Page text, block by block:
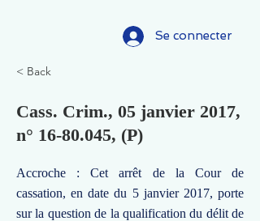
Se connecter
< Back
Cass. Crim., 05 janvier 2017,
n° 16-80.045, (P)
Accroche : Cet arrêt de la Cour de
cassation, en date du 5 janvier 2017, porte
sur la question de la qualification du délit de